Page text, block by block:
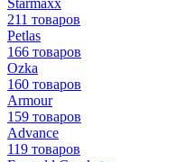
Starmaxx
211 товаров
Petlas
166 товаров
Ozka
160 товаров
Armour
159 товаров
Advance
119 товаров